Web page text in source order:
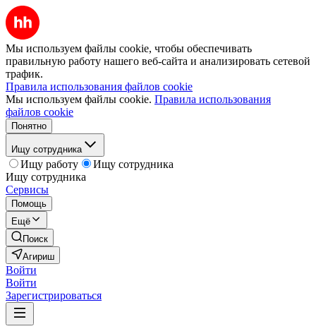
Мы используем файлы cookie, чтобы обеспечивать
правильную работу нашего веб-сайта и анализировать сетевой
трафик.
Правила использования файлов cookie
Мы используем файлы cookie. Правила использования
файлов cookie
Понятно
Ищу сотрудника
Ищу работу
Ищу сотрудника
Ищу сотрудника
Сервисы
Помощь
Ещё
Поиск
Агириш
Войти
Войти
Зарегистрироваться